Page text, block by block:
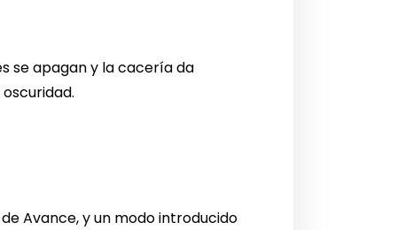
se apagan y la cacería da
Avance, y un modo introducido